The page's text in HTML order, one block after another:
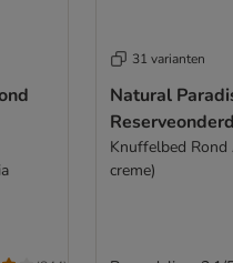
31 varianten
Natural
Knuffelbed
creme)